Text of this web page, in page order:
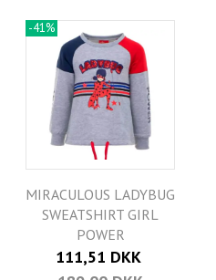
-41%
MIRACULOUS LADYBUG
SWEATSHIRT GIRL
POWER
111,51 DKK